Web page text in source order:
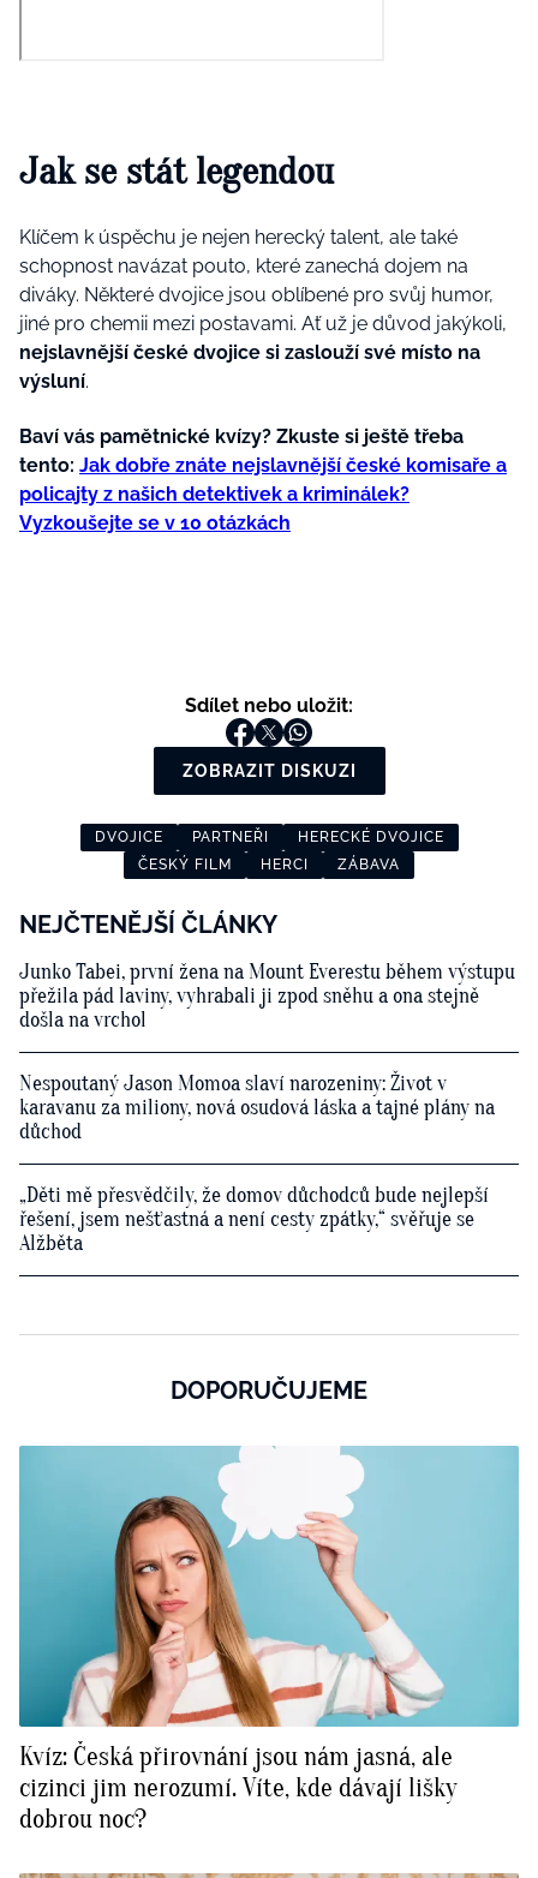
Jak se stát legendou
Klíčem k úspěchu je nejen herecký talent, ale také
schopnost navázat pouto, které zanechá dojem na
diváky. Některé dvojice jsou oblíbené pro svůj humor,
jiné pro chemii mezi postavami. Ať už je důvod jakýkoli,
nejslavnější české dvojice si zaslouží své místo na
výsluní.
Baví vás pamětnické kvízy? Zkuste si ještě třeba
tento: Jak dobře znáte nejslavnější české komisaře a
policajty z našich detektivek a kriminálek?
Vyzkoušejte se v 10 otázkách
Sdílet nebo uložit:
ZOBRAZIT DISKUZI
DVOJICE PARTNEŘI
HERECKÉ DVOJICE
ČESKÝ FILM
HERCI ZÁBAVA
NEJČTENĚJŠÍ ČLÁNKY
Junko Tabei, první žena na Mount Everestu během výstupu
přežila pád laviny, vyhrabali ji zpod sněhu a ona stejně
došla na vrchol
Nespoutaný Jason Momoa slaví narozeniny: Život v
karavanu za miliony, nová osudová láska a tajné plány na
důchod
„Děti mě přesvědčily, že domov důchodců bude nejlepší
řešení, jsem nešťastná a není cesty zpátky,“ svěřuje se
Alžběta
DOPORUČUJEME
Kvíz: Česká přirovnání jsou nám jasná, ale
cizinci jim nerozumí. Víte, kde dávají lišky
dobrou noc?